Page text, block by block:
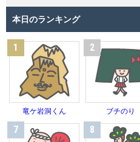
本日のランキング
1
竜ケ岩洞くん
2
ブチのり
7 8